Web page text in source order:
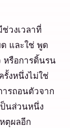
วงเวลาที่
และใช่ พูด
หรือการดิ้นรน
งหนึ่งไม่ใช่
ารถอนตัวจาก
นส่วนหนึ่ง
ตุผลอีก